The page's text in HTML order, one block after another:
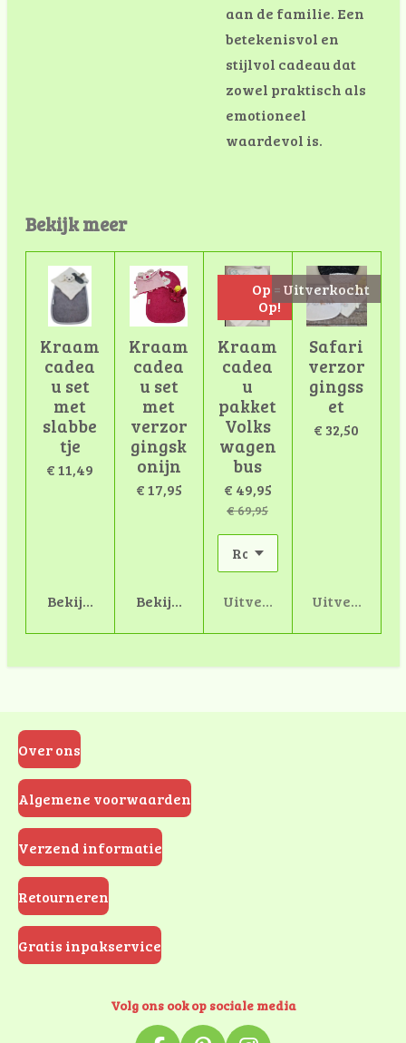
aan de familie. Een
betekenisvol en
stijlvol cadeau dat
zowel praktisch als
emotioneel
waardevol is.
Bekijk meer
Kraam
cadea
u set
met
slabbe
tje
€ 11,49
Bekijk details
Kraam
cadea
u set
met
verzor
gingsk
onijn
€ 17,95
Bekijk details
Op =
Op!
Kraam
cadea
u
pakket
Volks
wagen
bus
€ 49,95
€ 69,95
Uitverkocht
Uitverkocht
Safari
verzor
gingss
et
€ 32,50
Uitverkocht
Over ons
Algemene voorwaarden
Verzend informatie
Retourneren
Gratis inpakservice
Volg ons ook op sociale media